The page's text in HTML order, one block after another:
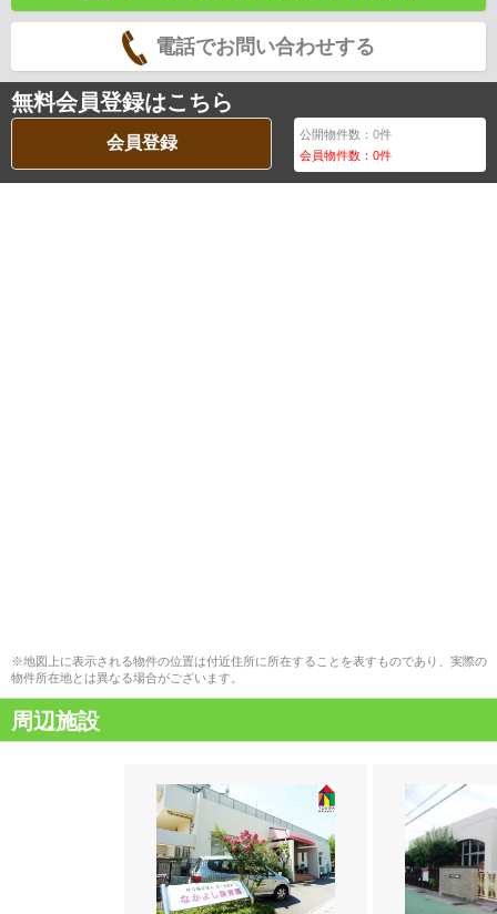
電話でお問い合わせする
無料会員登録はこちら
会員登録 公開物件数：0件
会員物件数：0件
※地図上に表示される物件の位置は付近住所に所在することを表すものであり、実際の
物件所在地とは異なる場合がございます。
周辺施設